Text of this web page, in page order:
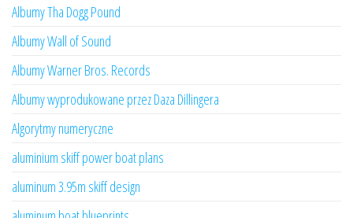
Albumy Tha Dogg Pound
Albumy Wall of Sound
Albumy Warner Bros. Records
Albumy wyprodukowane przez Daza Dillingera
Algorytmy numeryczne
aluminium skiff power boat plans
aluminum 3.95m skiff design